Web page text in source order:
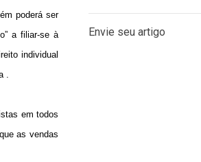
poderá ser
a filiar-se à
individual
em todos
as vendas
Envie seu artigo